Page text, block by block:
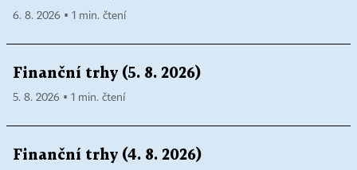
6. 8. 2026 ▪ 1 min. čtení
Finanční trhy (5. 8. 2026)
5. 8. 2026 ▪ 1 min. čtení
Finanční trhy (4. 8. 2026)